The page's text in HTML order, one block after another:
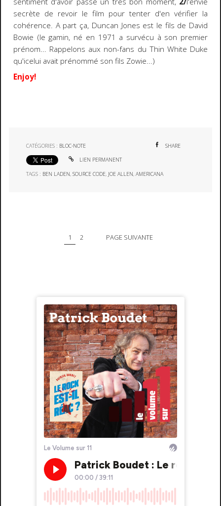
secrète de revoir le film pour tenter d'en vérifier la
cohérence. A part ça, Duncan Jones est le fils de David
Bowie (le gamin, né en 1971 a survécu à son premier
prénom... Rappelons aux non-fans du Thin White Duke
qu'icelui avait prénommé son fils Zowie...)
Enjoy!
CATÉGORIES : BLOC-NOTE SHARE
LIEN PERMANENT
TAGS : BEN LADEN,SOURCE CODE, JOE ALLEN,AMERICANA
1 2 PAGE SUIVANTE